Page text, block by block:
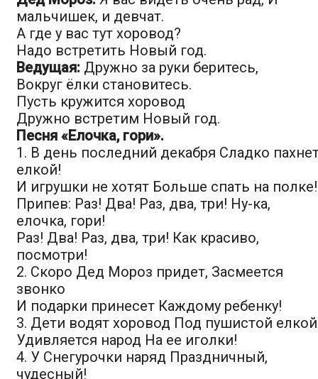
мальчишек, и девчат.
А где у вас тут хоровод?
Надо встретить Новый год.
Ведущая: Дружно за руки беритесь,
Вокруг ёлки становитесь.
Пусть кружится хоровод
Дружно встретим Новый год.
Песня «Елочка, гори».
1. В день последний декабря Сладко
елкой!
И игрушки не хотят Больше спать на полке!
Припев: Раз! Два! Раз, два, три! Ну-ка,
елочка, гори!
Раз! Два! Раз, два, три! Как красиво,
посмотри!
2. Скоро Дед Мороз придет, Засмеется
звонко
И подарки принесет Каждому ребенку!
3. Дети водят хоровод Под пушистой
Удивляется народ На ее иголки!
4. У Снегурочки наряд Праздничный,
чудесный!